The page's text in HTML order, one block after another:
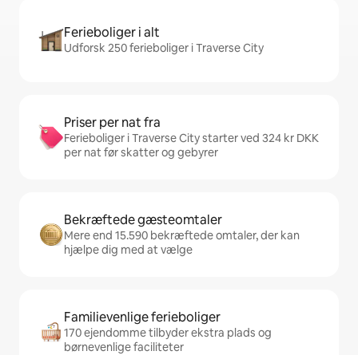
Ferieboliger i alt
Udforsk 250 ferieboliger i Traverse City
Priser per nat fra
Ferieboliger i Traverse City starter ved 324 kr DKK
per nat før skatter og gebyrer
Bekræftede gæsteomtaler
Mere end 15.590 bekræftede omtaler, der kan
hjælpe dig med at vælge
Familievenlige ferieboliger
170 ejendomme tilbyder ekstra plads og
børnevenlige faciliteter